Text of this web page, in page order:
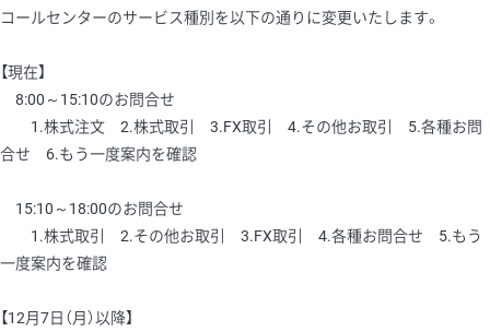
コールセンターのサービス種別を以下の通りに変更いたします。
【現在】
8:00～15:10のお問合せ
1.株式注文 2.株式取引 3.FX取引 4.その他お取引 5.各種お問
合せ 6.もう一度案内を確認
15:10～18:00のお問合せ
1.株式取引 2.その他お取引 3.FX取引 4.各種お問合せ 5.もう
一度案内を確認
【12月7日（月）以降】